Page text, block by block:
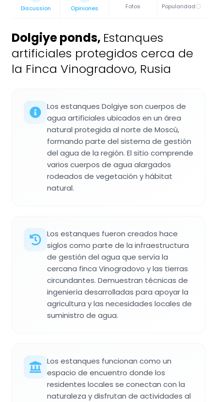
Discussion Opiniones Fotos Popularidad
Dolgiye ponds, Estanques
artificiales protegidos cerca de
la Finca Vinogradovo, Rusia
Los estanques Dolgiye son cuerpos de
agua artificiales ubicados en un área
natural protegida al norte de Moscú,
formando parte del sistema de gestión
del agua de la región. El sitio comprende
varios cuerpos de agua alargados
rodeados de vegetación y hábitat
natural.
Los estanques fueron creados hace
siglos como parte de la infraestructura
de gestión del agua que servía la
cercana finca Vinogradovo y las tierras
circundantes. Demuestran técnicas de
ingeniería desarrolladas para apoyar la
agricultura y las necesidades locales de
suministro de agua.
Los estanques funcionan como un
espacio de encuentro donde los
residentes locales se conectan con la
naturaleza y disfrutan de actividades al